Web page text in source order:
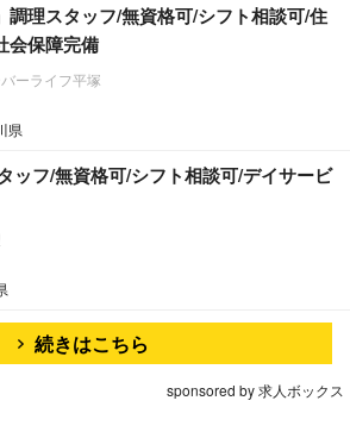
調理スタッフ/無資格可/シフト相談可/住
会保障完備
ーライフ平塚
県
ッフ/無資格可/シフト相談可/デイサービ
続きはこちら
sponsored by 求人ボックス